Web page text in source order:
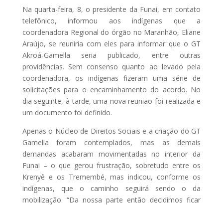
Na quarta-feira, 8, o presidente da Funai, em contato
telefônico, informou aos indígenas que a
coordenadora Regional do órgão no Maranhão, Eliane
Araújo, se reuniria com eles para informar que o GT
Akroá-Gamella seria publicado, entre outras
providências. Sem consenso quanto ao levado pela
coordenadora, os indígenas fizeram uma série de
solicitações para o encaminhamento do acordo. No
dia seguinte, à tarde, uma nova reunião foi realizada e
um documento foi definido.
Apenas o Núcleo de Direitos Sociais e a criação do GT
Gamella foram contemplados, mas as demais
demandas acabaram movimentadas no interior da
Funai – o que gerou frustração, sobretudo entre os
Krenyê e os Tremembé, mas indicou, conforme os
indígenas, que o caminho seguirá sendo o da
mobilização. “Da nossa parte então decidimos ficar